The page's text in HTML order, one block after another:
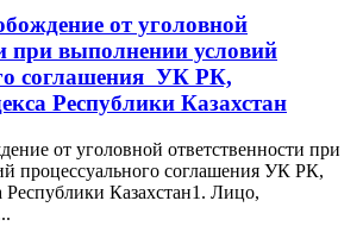
от уголовной
при выполнении условий
соглашения УК РК,
Республики Казахстан
от уголовной ответственности при
процессуального соглашения УК РК,
Республики Казахстан1. Лицо,